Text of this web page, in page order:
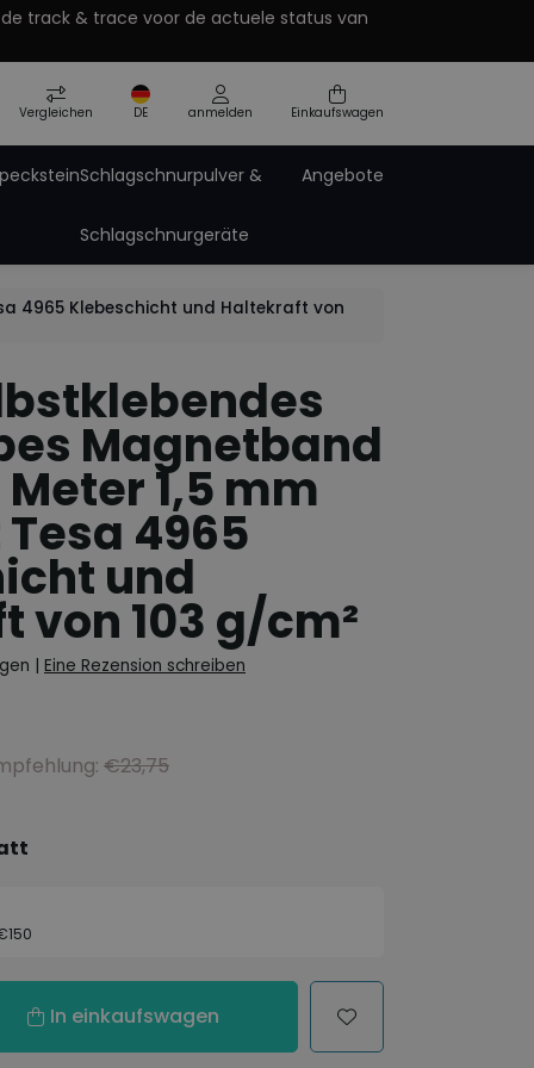
track & trace voor de actuele status van
Vergleichen DE anmelden Einkaufswagen
Pro-Paint Zinkspray
Sprühdosen Zubehör
Schlagschnurpulver &
Schlagschnurgeräte
Angebote
4965 Klebeschicht und Haltekraft von
Magnetband
Meter 1,5 mm
4965
und
von 103 g/cm²
| Eine Rezension schreiben
€23,75
In einkaufswagen